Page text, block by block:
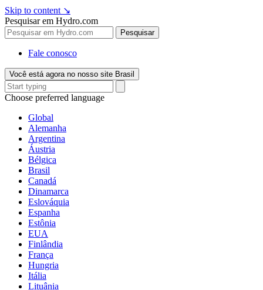
Skip to content ↘
Pesquisar em Hydro.com
Pesquisar
Fale conosco
Você está agora no nosso site Brasil
Choose preferred language
Global
Alemanha
Argentina
Áustria
Bélgica
Brasil
Canadá
Dinamarca
Eslováquia
Espanha
Estônia
EUA
Finlândia
França
Hungria
Itália
Lituânia